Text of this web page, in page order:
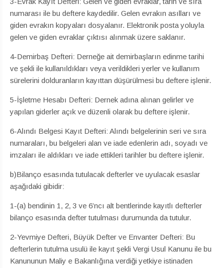
numarası ile bu deftere kaydedilir. Gelen evrakın asılları ve
giden evrakın kopyaları dosyalanır. Elektronik posta yoluyla
gelen ve giden evraklar çıktısı alınmak üzere saklanır.
4-Demirbaş Defteri: Derneğe ait demirbaşların edinme tarihi
ve şekli ile kullanıldıkları veya verildikleri yerler ve kullanım
sürelerini dolduranların kayıttan düşürülmesi bu deftere işlenir.
5-İşletme Hesabı Defteri: Dernek adına alınan gelirler ve
yapılan giderler açık ve düzenli olarak bu deftere işlenir.
6-Alındı Belgesi Kayıt Defteri: Alındı belgelerinin seri ve sıra
numaraları, bu belgeleri alan ve iade edenlerin adı, soyadı ve
imzaları ile aldıkları ve iade ettikleri tarihler bu deftere işlenir.
b)Bilanço esasında tutulacak defterler ve uyulacak esaslar
aşağıdaki gibidir:
1-(a) bendinin 1, 2, 3 ve 6’ncı alt bentlerinde kayıtlı defterler
bilanço esasında defter tutulması durumunda da tutulur.
2-Yevmiye Defteri, Büyük Defter ve Envanter Defteri: Bu
defterlerin tutulma usulü ile kayıt şekli Vergi Usul Kanunu ile bu
Kanununun Maliy e Bakanlığına verdiği yetkiye istinaden